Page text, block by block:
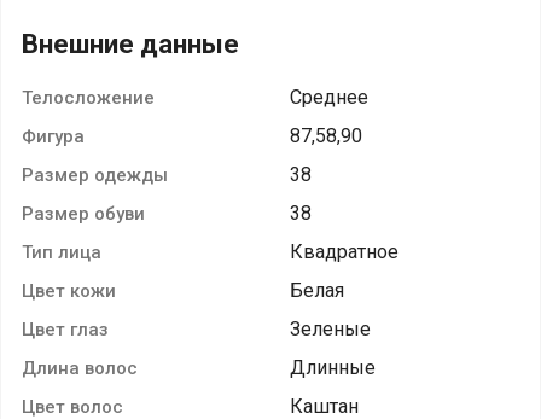
Внешние данные
Телосложение Среднее
Фигура 87,58,90
Размер одежды 38
Размер обуви 38
Тип лица Квадратное
Цвет кожи Белая
Цвет глаз Зеленые
Длина волос Длинные
Цвет волос Каштан